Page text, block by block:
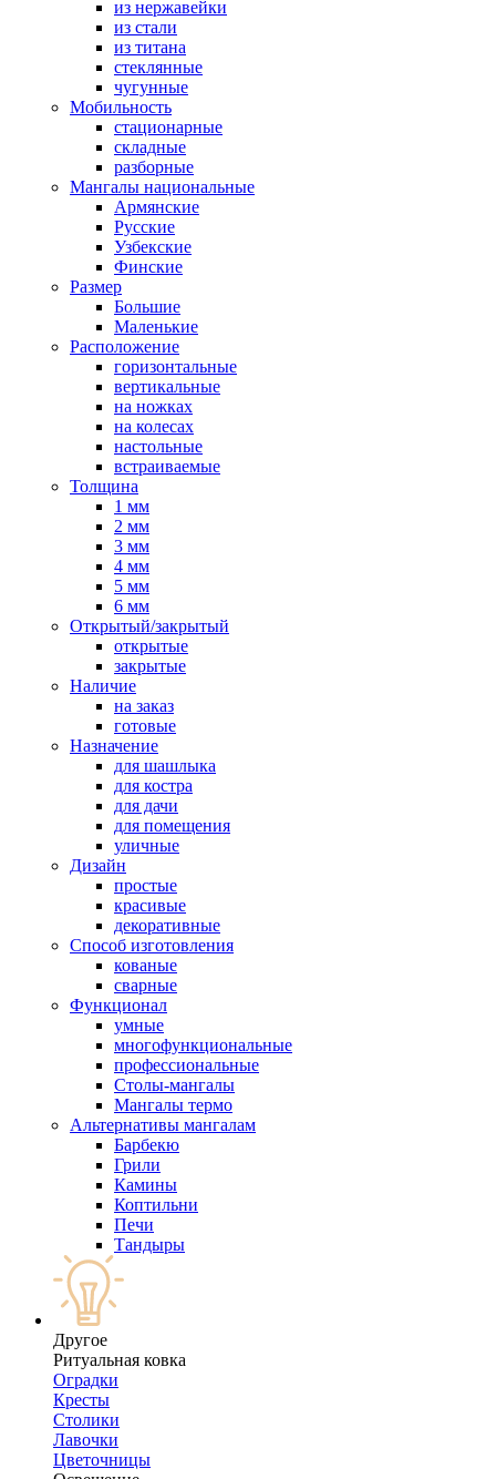
из нержавейки
из стали
из титана
стеклянные
чугунные
Мобильность
стационарные
складные
разборные
Мангалы национальные
Армянские
Русские
Узбекские
Финские
Размер
Большие
Маленькие
Расположение
горизонтальные
вертикальные
на ножках
на колесах
настольные
встраиваемые
Толщина
1 мм
2 мм
3 мм
4 мм
5 мм
6 мм
Открытый/закрытый
открытые
закрытые
Наличие
на заказ
готовые
Назначение
для шашлыка
для костра
для дачи
для помещения
уличные
Дизайн
простые
красивые
декоративные
Способ изготовления
кованые
сварные
Функционал
умные
многофункциональные
профессиональные
Столы-мангалы
Мангалы термо
Альтернативы мангалам
Барбекю
Грили
Камины
Коптильни
Печи
Тандыры
Другое
Ритуальная ковка
Оградки
Кресты
Столики
Лавочки
Цветочницы